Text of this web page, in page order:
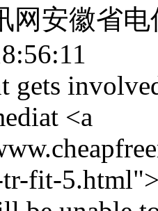
网安徽省
gets
<a
fit-